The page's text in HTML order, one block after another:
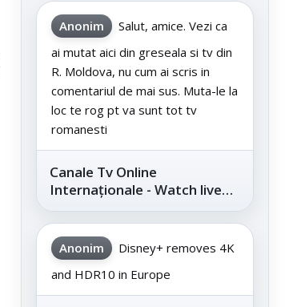
Anonim
Salut, amice. Vezi ca
ai mutat aici din greseala si tv din
R. Moldova, nu cum ai scris in
comentariul de mai sus. Muta-le la
loc te rog pt va sunt tot tv
romanesti
Canale Tv Online
Internaționale - Watch live
channels legally
Anonim
Disney+ removes 4K
and HDR10 in Europe